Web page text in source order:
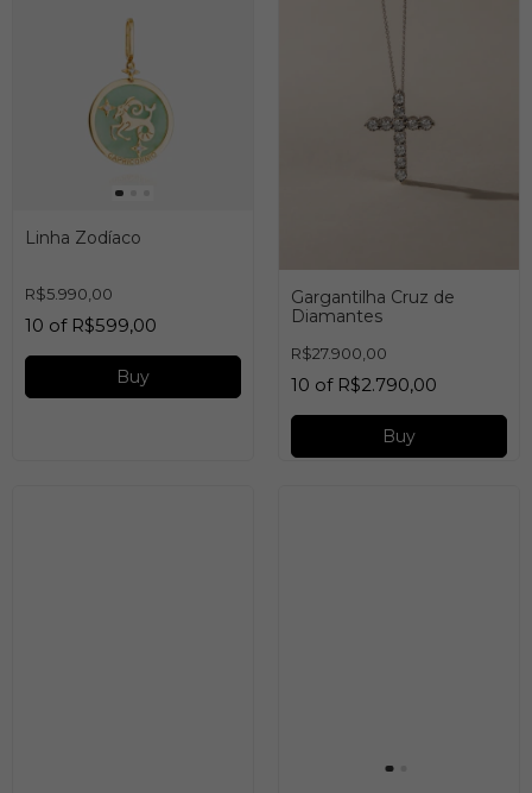
Linha Zodíaco
R$5.990,00
10 of R$599,00
Buy
Gargantilha Cruz de
Diamantes
R$27.900,00
10 of R$2.790,00